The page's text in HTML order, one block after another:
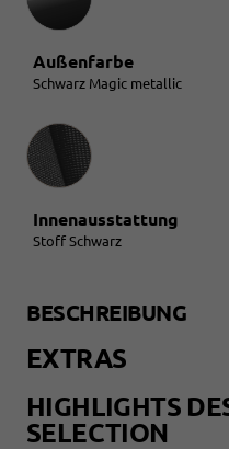
Außenfarbe
Schwarz Magic metallic
Innenausstattung
Innenausstattung
Stoff Schwarz
BESCHREIBUNG
EXTRAS
HIGHLIGHTS
SELECTION